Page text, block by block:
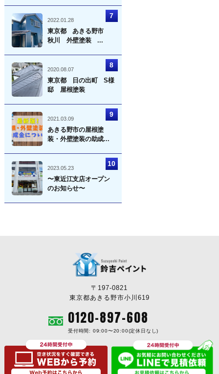
2022.01.28
東京都 あきる野市
秋川 外壁塗装 ...
2020.08.07
東京都 日の出町 S様
邸 屋根塗装
2021.03.09
あきる野市の屋根塗
装・外壁塗装の助成...
2023.05.23
〜東近江支店オープン
のお知らせ〜
〒197-0821
東京都あきる野市小川619
0120-897-608
受付時間: 09:00〜20:00(定休日なし)